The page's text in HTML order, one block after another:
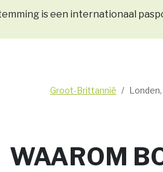
is een internationaal
Groot-Brittannië Londen,
WAAROM